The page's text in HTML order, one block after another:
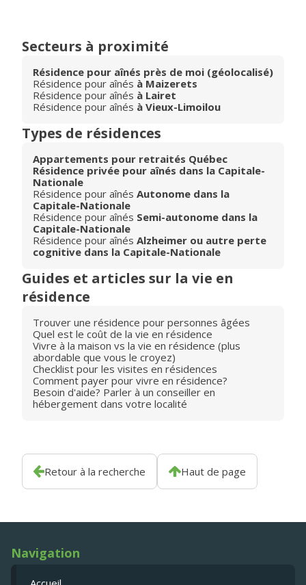
Secteurs à proximité
Résidence pour aînés près de moi (géolocalisé)
Résidence pour aînés à Maizerets
Résidence pour aînés à Lairet
Résidence pour aînés à Vieux-Limoilou
Types de résidences
Appartements pour retraités Québec
Résidence privée pour aînés dans la Capitale-
Nationale
Résidence pour aînés Autonome dans la
Capitale-Nationale
Résidence pour aînés Semi-autonome dans la
Capitale-Nationale
Résidence pour aînés Alzheimer ou autre perte
cognitive dans la Capitale-Nationale
Guides et articles sur la vie en
résidence
Trouver une résidence pour personnes âgées
Quel est le coût de la vie en résidence
Vivre à la maison vs la vie en résidence (plus
abordable que vous le croyez)
Checklist pour les visites en résidences
Comment payer pour vivre en résidence?
Besoin d'aide? Parler à un conseiller en
hébergement dans votre localité
Retour à la recherche Haut de page
Navigation